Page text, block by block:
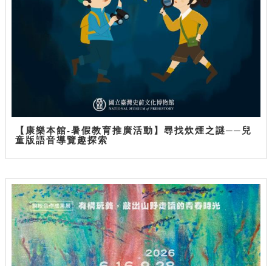
【康樂本館-暑假教育推廣活動】尋找炊煙之謎──兒
童版語音導覽趣探索